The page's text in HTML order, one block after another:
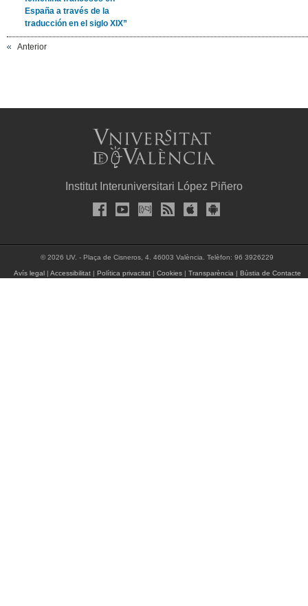
España a través de la
traducción en el siglo XIX”
Anterior
Institut Interuniversitari López Piñero
© 2026 UV. - Plaça de Cisneros, 4. 46003 València. Telèfon: 96 3926229
Avís legal Accessibilitat| Política privacitat| Cookies| Transparència| Bùstia de Contacte